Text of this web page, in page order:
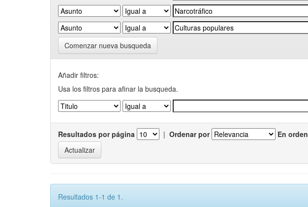
Comenzar nueva busqueda
Añadir filtros:
Usa los filtros para afinar la busqueda.
Resultados por página | Ordenar por En orden
Resultados 1-1 de 1.